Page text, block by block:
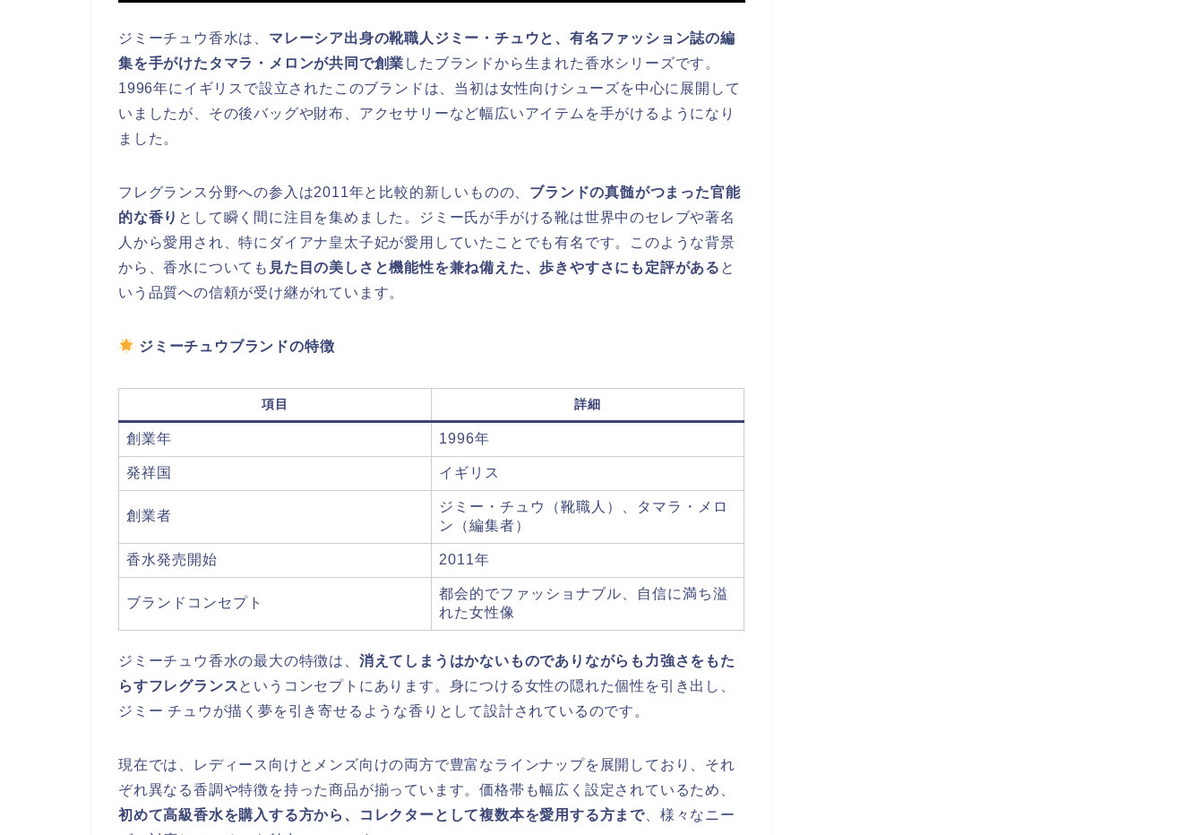
ジミーチュウ香水は、 マレーシア出身の靴職人ジミー・チュウと、有名ファッション誌の編
集を手がけたタマラ・メロンが共同で創業 したブランドから生まれた香水シリーズです。
1996年にイギリスで設立されたこのブランドは、当初は女性向けシューズを中心に展開して
いましたが、その後バッグや財布、アクセサリーなど幅広いアイテムを手がけるようになり
ました。
フレグランス分野への参入は2011年と比較的新しいものの、 ブランドの真髄がつまった官能
的な香り として瞬く間に注目を集めました。ジミー氏が手がける靴は世界中のセレブや著名
人から愛用され、特にダイアナ皇太子妃が愛用していたことでも有名です。このような背景
から、香水についても 見た目の美しさと機能性を兼ね備えた、歩きやすさにも定評がある と
いう品質への信頼が受け継がれています。
ジミーチュウブランドの特徴
項目 詳細
創業年 1996年
発祥国 イギリス
創業者
ジミー・チュウ（靴職人）、タマラ・メロ
ン（編集者）
香水発売開始 2011年
ブランドコンセプト
都会的でファッショナブル、自信に満ち溢
れた女性像
ジミーチュウ香水の最大の特徴は、 消えてしまうはかないものでありながらも力強さをもた
らすフレグランスというコンセプトにあります。身につける女性の隠れた個性を引き出し、
ジミー チュウが描く夢を引き寄せるような香りとして設計されているのです。
現在では、レディース向けとメンズ向けの両方で豊富なラインナップを展開しており、それ
ぞれ異なる香調や特徴を持った商品が揃っています。価格帯も幅広く設定されているため、
初めて高級香水を購入する方から、コレクターとして複数本を愛用する方まで 、様々なニー